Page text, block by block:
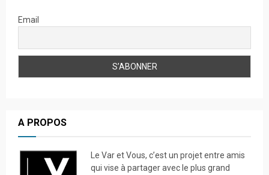
Email
A PROPOS
Le Var et Vous, c’est un projet entre amis
qui vise à partager avec le plus grand